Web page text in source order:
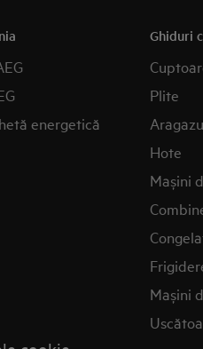
energetică
Ghiduri
Plite
Hote
Mașini
Mașini